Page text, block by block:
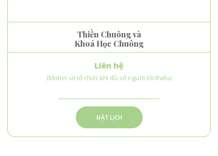
Thiền Chuông và
Khoá Học Chuông
Liên hệ
(Midori sẽ tổ chức khi đủ số người tối thiểu)
ĐẶT LỊCH